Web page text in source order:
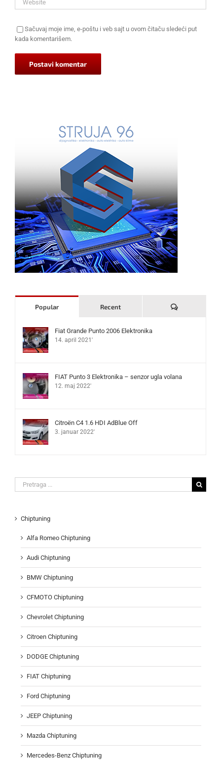
Sačuvaj moje ime, e-poštu i veb sajt u ovom čitaču sledeći put
kada komentarišem.
Popular Recent Komentari
Fiat Grande Punto 2006 Elektronika
14. april 2021'
FIAT Punto 3 Elektronika – senzor ugla volana
12. maj 2022'
Citroën C4 1.6 HDI AdBlue Off
3. januar 2022'
Search
for:
Chiptuning
Alfa Romeo Chiptuning
Audi Chiptuning
BMW Chiptuning
CFMOTO Chiptuning
Chevrolet Chiptuning
Citroen Chiptuning
DODGE Chiptuning
FIAT Chiptuning
Ford Chiptuning
JEEP Chiptuning
Mazda Chiptuning
Mercedes-Benz Chiptuning